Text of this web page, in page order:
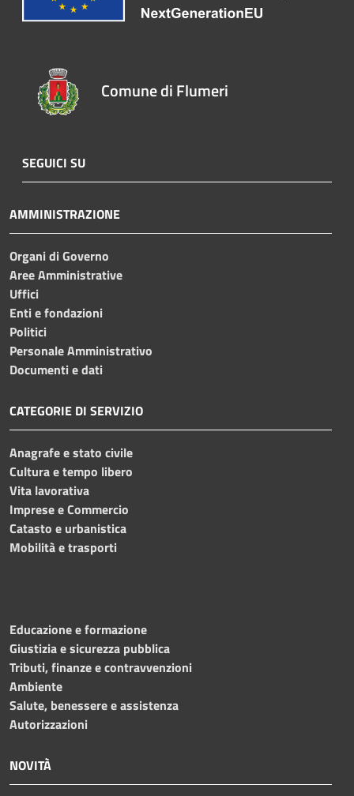
Comune di Flumeri
SEGUICI SU
AMMINISTRAZIONE
Organi di Governo
Aree Amministrative
Uffici
Enti e fondazioni
Politici
Personale Amministrativo
Documenti e dati
CATEGORIE DI SERVIZIO
Anagrafe e stato civile
Cultura e tempo libero
Vita lavorativa
Imprese e Commercio
Catasto e urbanistica
Mobilità e trasporti
Educazione e formazione
Giustizia e sicurezza pubblica
Tributi, finanze e contravvenzioni
Ambiente
Salute, benessere e assistenza
Autorizzazioni
NOVITÀ